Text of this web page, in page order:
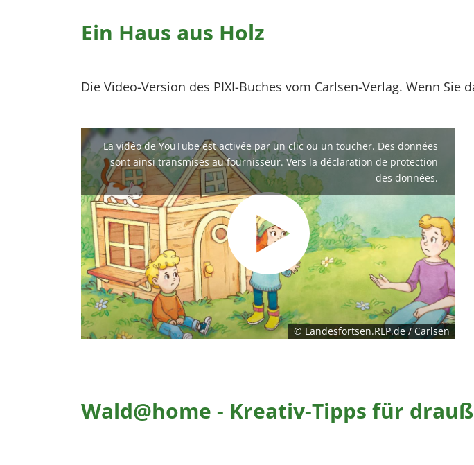
Ein Haus aus Holz
Die Video-Version des PIXI-Buches vom Carlsen-Verlag. Wenn Sie
La vidéo de YouTube est activée par un clic ou un toucher. Des données
sont ainsi transmises au fournisseur. Vers la déclaration de protection
des données.
© Landesfortsen.RLP.de / Carlsen
Wald@home - Kreativ-Tipps für